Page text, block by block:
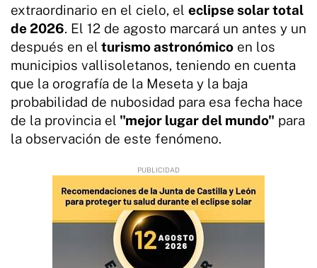
extraordinario en el cielo, el eclipse solar total
de 2026. El 12 de agosto marcará un antes y un
después en el turismo astronómico en los
municipios vallisoletanos, teniendo en cuenta
que la orografía de la Meseta y la baja
probabilidad de nubosidad para esa fecha hace
de la provincia el "mejor lugar del mundo" para
la observación de este fenómeno.